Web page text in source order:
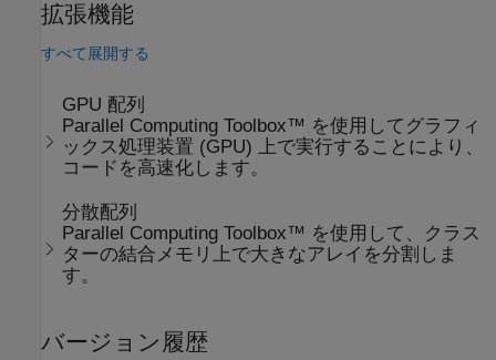
拡張機能
すべて展開する
GPU 配列
Parallel Computing Toolbox™ を使用してグラフィ
ックス処理装置 (GPU) 上で実行することにより、
コードを高速化します。
分散配列
Parallel Computing Toolbox™ を使用して、クラス
ターの結合メモリ上で大きなアレイを分割しま
す。
バージョン履歴